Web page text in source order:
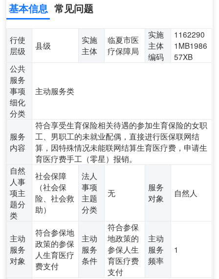
基本信息 常见问题
行使
层级
县级
实施
主体
临夏市医
疗保障局
实施
主体
编码
1162290
1MB1986
57XB
公共
服务
事项
细化
分类
主动服务类
服务
内容
符合享受生育保险相关待遇的参加生育保险的女职
工、男职工的未就业配偶，直接进行医保联网结
算，因特殊情况未能联网结算生育医疗费，申请生
育医疗费手工（零星）报销。
自然
人事
项主
题分
类
社会保障
（社会保
险、社会救
助）
法人
事项
主题
分类
无
服务
对象
自然人
主动
服务
对象
符合参保地
政策的参保
人生育医疗
费支付
主动
服务
条件
符合参保
地政策的
参保人生
育医疗费
支付
主动
服务
频率
1